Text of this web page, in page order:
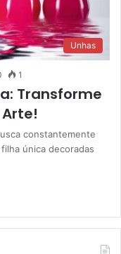
Unhas
1
Transforme
constantemente
única decoradas